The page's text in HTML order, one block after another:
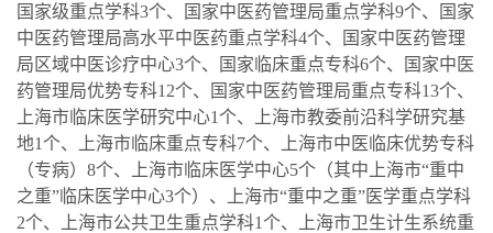
国家级重点学科3个、国家中医药管理局重点学科9个、国家
中医药管理局高水平中医药重点学科4个、国家中医药管理
局区域中医诊疗中心3个、国家临床重点专科6个、国家中医
药管理局优势专科12个、国家中医药管理局重点专科13个、
上海市临床医学研究中心1个、上海市教委前沿科学研究基
地1个、上海市临床重点专科7个、上海市中医临床优势专科
（专病）8个、上海市临床医学中心5个（其中上海市“重中
之重”临床医学中心3个）、上海市“重中之重”医学重点学科
2个、上海市公共卫生重点学科1个、上海市卫生计生系统重